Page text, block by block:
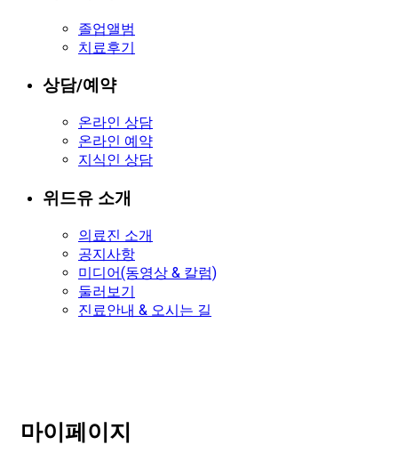
졸업앨범
치료후기
상담/예약
온라인 상담
온라인 예약
지식인 상담
위드유 소개
의료진 소개
공지사항
미디어(동영상 & 칼럼)
둘러보기
진료안내 & 오시는 길
마이페이지